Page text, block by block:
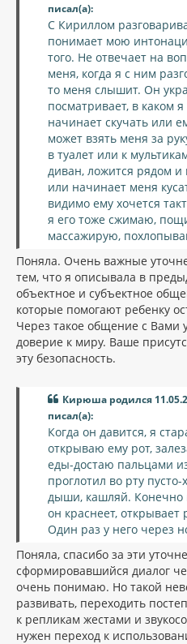
писал(а):
С Кириллом
понимает мою
того. Не отвечает на
меня, когда я с ним
то меня слышит. Он
посматривает, в каком
начинает скучать или
может взять меня за
в туалет или к
диван, ложится рядом и
или начинает меня
видимо ему хочется
я его тоже сжимаю,
массажирую,
Поняла. Очень важные
тем, что я описывала в
объектное и субъектное
которые помогают ребенку
Через такое общение с Вами
доверие к миру. Ваше
эту безопасность.
Кирюша родился
писал(а):
Когда он давится, я
открываю ему рот,
еды-достаю пальцами
проглотил во рту
дыши, кашляй. Конечно
он краснеет,
Один раз у него через
Поняла, спасибо за эти
сформировавшийся диалог
очень понимаю. Но такой
развивать, переходить
к репликам жестами и
нужен переход к